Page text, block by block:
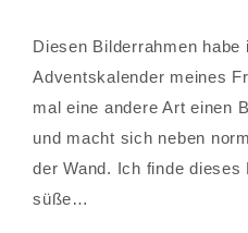
Diesen Bilderrahmen habe
Adventskalender meines
mal eine andere Art einen
und macht sich neben
der Wand. Ich finde
süße…